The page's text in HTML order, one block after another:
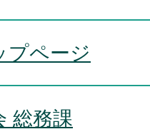
プページ
総務課